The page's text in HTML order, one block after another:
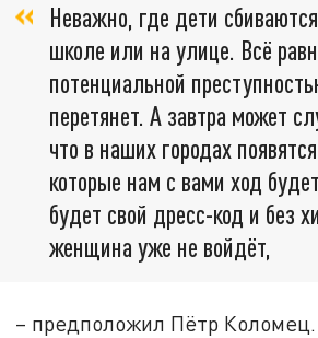
Неважно, где дети
школе или на улице. Всё
потенциальной
перетянет. А завтра может
что в наших городах
которые нам с вами ход
будет свой дресс-код и без
женщина уже не войдёт,
– предположил Пётр Коломец.